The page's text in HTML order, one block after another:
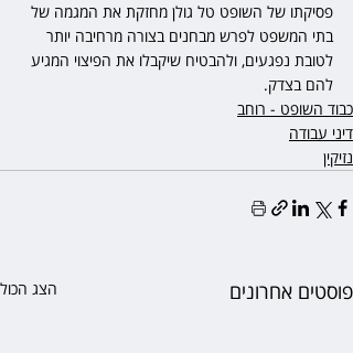
פסיקתו של השופט טל גולן מחזקת את המגמה של
בתי המשפט לפרש מבחנים בצורה מרחיבה יותר
לטובת נפגעים, ולהבטיח שיקבלו את הפיצוי המגיע
להם בצדק.
כבוד השופט - רוחב
דיני עבודה
נזיקין
פוסטים אחרונים הצג הכול